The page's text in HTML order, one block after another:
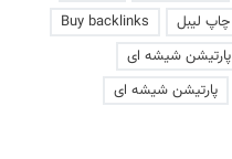
چاپ لیبل
Buy backlinks
پارتیشن شیشه ای
پارتیشن شیشه ای